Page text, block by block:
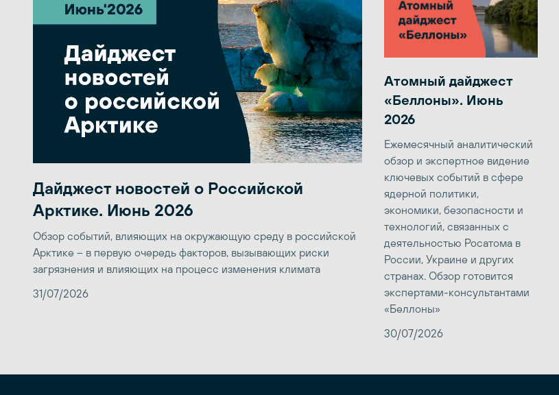
Дайджест новостей о Российской
Арктике. Июнь 2026
Обзор событий, влияющих на окружающую среду в российской
Арктике – в первую очередь факторов, вызывающих риски
загрязнения и влияющих на процесс изменения климата
31/07/2026
Атомный дайджест
«Беллоны». Июнь
2026
Ежемесячный аналитический
обзор и экспертное видение
ключевых событий в сфере
ядерной политики,
экономики, безопасности и
технологий, связанных с
деятельностью Росатома в
России, Украине и других
странах. Обзор готовится
экспертами-консультантами
«Беллоны»
30/07/2026